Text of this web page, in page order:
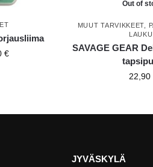
€
Out of
MUUT TARVIKKEET
SAVAGE GEAR
22,90
JYVÄSKYLÄ